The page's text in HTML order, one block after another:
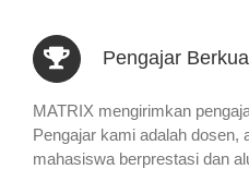
Pengajar
MATRIX mengirimkan
Pengajar kami adalah dosen,
mahasiswa berprestasi dan